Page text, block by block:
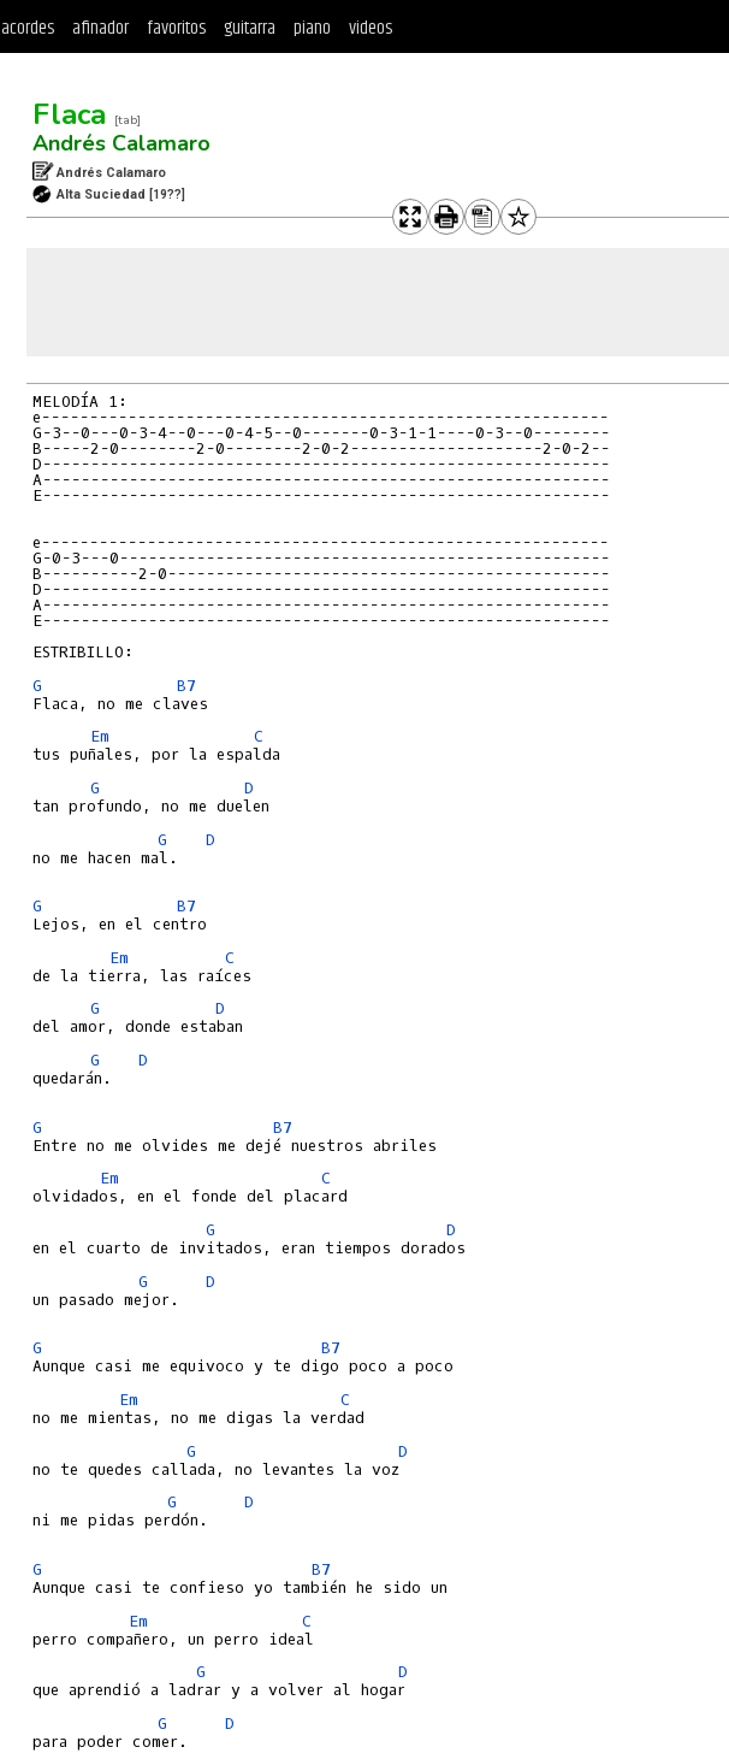
acordes afinador favoritos guitarra piano videos
Flaca [tab]
Andrés Calamaro
Andrés Calamaro
Alta Suciedad [19??]
e-----------------------------------------------------------
G-3--0---0-3-4--0---0-4-5--0-------0-3-1-1----0-3--0--------
B-----2-0--------2-0--------2-0-2--------------------2-0-2--
D-----------------------------------------------------------
A-----------------------------------------------------------
E-----------------------------------------------------------
e-----------------------------------------------------------
G-0-3---0---------------------------------------------------
B----------2-0----------------------------------------------
D-----------------------------------------------------------
A-----------------------------------------------------------
E-----------------------------------------------------------
G
B7
Em
C
G
D
G
D
no me hacen mal.
G
B7
Em
C
G
D
G
D
quedarán.
G
B7
Em
C
G
D
G
D
un pasado mejor.
G
B7
Em
C
G
D
G
D
ni me pidas perdón.
G
B7
Em
C
G
D
G
D
para poder comer.